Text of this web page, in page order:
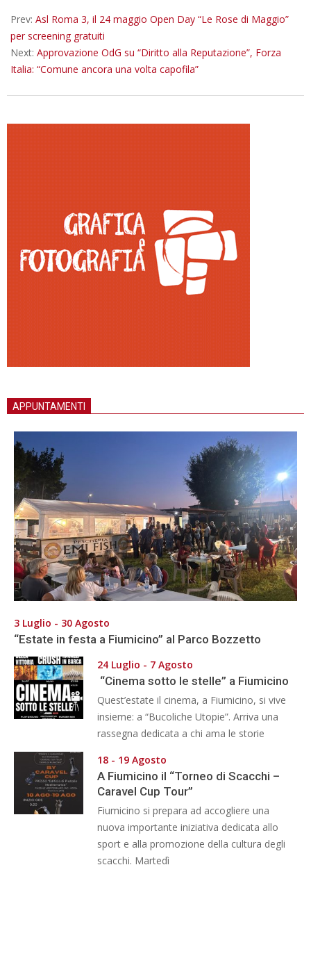
Prev: Asl Roma 3, il 24 maggio Open Day “Le Rose di Maggio”
per screening gratuiti
Next: Approvazione OdG su “Diritto alla Reputazione”, Forza
Italia: “Comune ancora una volta capofila”
APPUNTAMENTI
3 Luglio - 30 Agosto
“Estate in festa a Fiumicino” al Parco Bozzetto
24 Luglio - 7 Agosto
“Cinema sotto le stelle” a Fiumicino
Quest’estate il cinema, a Fiumicino, si vive
insieme: a “Bucoliche Utopie”. Arriva una
rassegna dedicata a chi ama le storie
18 - 19 Agosto
A Fiumicino il “Torneo di Scacchi –
Caravel Cup Tour”
Fiumicino si prepara ad accogliere una
nuova importante iniziativa dedicata allo
sport e alla promozione della cultura degli
scacchi. Martedì